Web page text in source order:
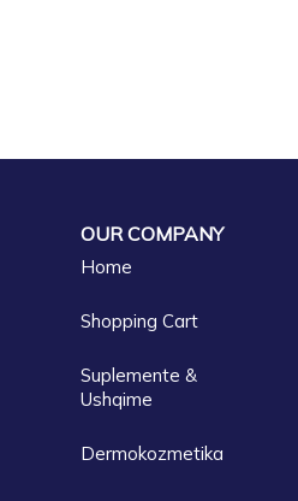
OUR COMPANY
Home
Shopping Cart
Suplemente &
Ushqime
Dermokozmetika